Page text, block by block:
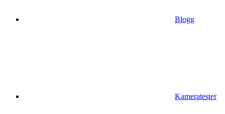
Blogg
Kameratester